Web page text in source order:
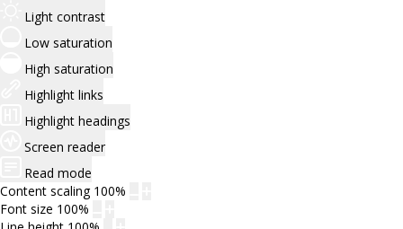
Light contrast
Low saturation
High saturation
Highlight links
Highlight headings
Screen reader
Read mode
Content scaling 100%
Font size 100%